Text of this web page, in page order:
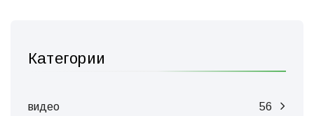
Категории
видео 56